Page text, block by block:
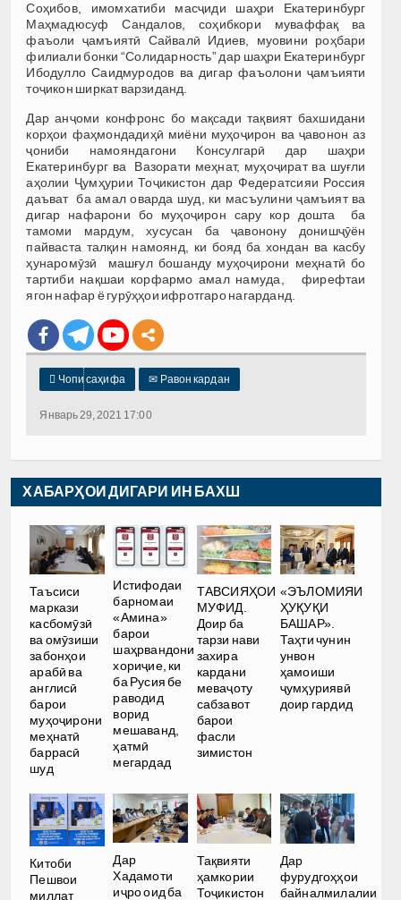
Соҳибов, имомхатиби масҷиди шаҳри Екатеринбург
Маҳмадюсуф Сандалов, соҳибкори муваффақ ва
фаъоли ҷамъиятӣ Сайвалӣ Идиев, муовини роҳбари
филиали бонки “Солидарность” дар шаҳри Екатеринбург
Ибодулло Саидмуродов ва дигар фаъолони ҷамъияти
тоҷикон ширкат варзиданд.
Дар анҷоми конфронс бо мақсади тақвият бахшидани
корҳои фаҳмондадиҳӣ миёни муҳоҷирон ва ҷавонон аз
ҷониби намояндагони Консулгарӣ дар шаҳри
Екатеринбург ва Вазорати меҳнат, муҳоҷират ва шуғли
аҳолии Ҷумҳурии Тоҷикистон дар Федератсияи Россия
даъват ба амал оварда шуд, ки масъулини ҷамъият ва
дигар нафарони бо муҳоҷирон сару кор дошта ба
тамоми мардум, хусусан ба ҷавонону донишҷӯён
пайваста талқин намоянд, ки бояд ба хондан ва касбу
ҳунаромӯзӣ машғул бошанду муҳоҷирони меҳнатӣ бо
тартиби нақшаи корфармо амал намуда, фирефтаи
ягон нафар ё гурӯҳҳои ифротгаро нагарданд.
 Чопи саҳифа ✉ Равон кардан
Январь 29, 2021 17:00
ХАБАРҲОИ ДИГАРИ ИН БАХШ
Таъсиси
маркази
касбомӯзӣ
ва омӯзиши
забонҳои
арабӣ ва
англисӣ
барои
муҳоҷирони
меҳнатӣ
баррасӣ
шуд
Истифодаи
барномаи
«Амина»
барои
шаҳрвандони
хориҷие, ки
ба Русия бе
раводид
ворид
мешаванд,
ҳатмӣ
мегардад
ТАВСИЯҲОИ
МУФИД.
Доир ба
тарзи нави
захира
кардани
меваҷоту
сабзавот
барои
фасли
зимистон
«ЭЪЛОМИЯИ
ҲУҚУҚИ
БАШАР».
Таҳти чунин
унвон
ҳамоиши
ҷумҳуриявӣ
доир гардид
Китоби
Пешвои
миллат
Дар
Хадамоти
иҷро оид ба
Тақвияти
ҳамкории
Тоҷикистон
Дар
фурудгоҳҳои
байналмилалии